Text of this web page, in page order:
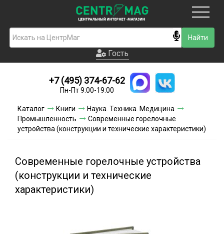
Гость
Новинки
Условия доставки
Условия оплаты
Гость
+7 (495) 374-67-62
Пн-Пт 9:00-19:00
Каталог Книги
Наука. Техника. Медицина
Промышленность
Современные горелочные
устройства (конструкции и технические характеристики)
Современные горелочные устройства
(конструкции и технические
характеристики)